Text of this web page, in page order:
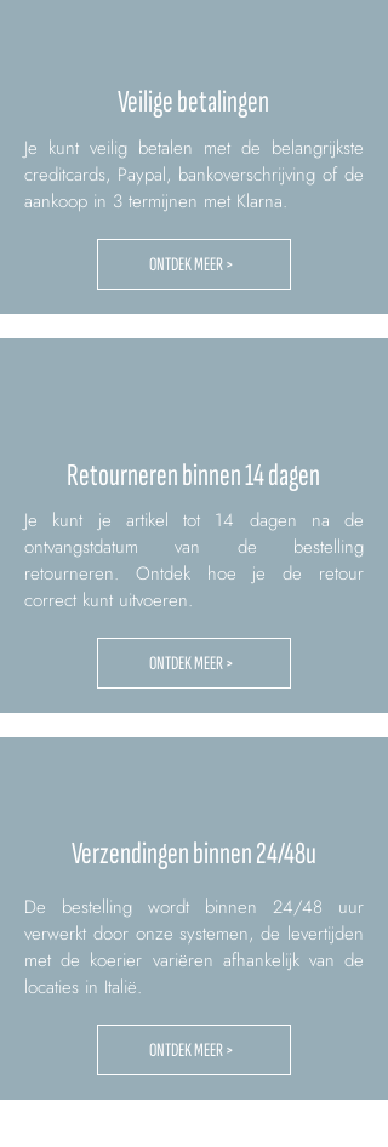
Veilige betalingen
Je kunt veilig betalen met de belangrijkste
creditcards, Paypal, bankoverschrijving of de
aankoop in 3 termijnen met Klarna.
ONTDEK MEER >
Retourneren binnen 14 dagen
Je kunt je artikel tot 14 dagen na de
ontvangstdatum van de bestelling
retourneren. Ontdek hoe je de retour
correct kunt uitvoeren.
ONTDEK MEER >
Verzendingen binnen 24/48u
De bestelling wordt binnen 24/48 uur
verwerkt door onze systemen, de levertijden
met de koerier variëren afhankelijk van de
locaties in Italië.
ONTDEK MEER >